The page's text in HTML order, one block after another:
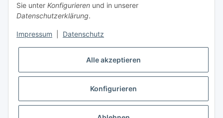
Rechtliche Hinweise
Produktinformationen
* Alle Preise zzgl. gesetzlicher USt., zzgl.Versand
Sie unter Konfigurieren und in unserer
Datenschutzerklärung.
Impressum Datenschutz
Alle akzeptieren
Konfigurieren